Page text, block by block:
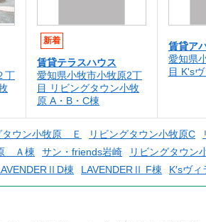
丁
新着
賃貸テラスハウス
愛知県小牧市小牧原2丁
目 リビングタウン小牧
原 A・B・C棟
賃貸ア
愛知県
目 K's
タウン小牧原 Ｅ リビングタウン小牧原C
Ａ棟
サン・friends岩崎 リビングタウン
棟 LAVENDERⅡ F棟 K′sヴィ